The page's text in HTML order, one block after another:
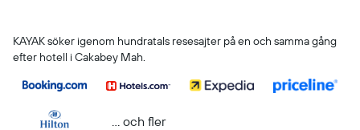
KAYAK söker igenom hundratals resesajter på en och samma gång
efter hotell i Cakabey Mah.
... och fler